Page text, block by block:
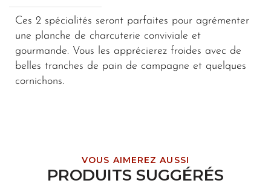
Ces 2 spécialités seront parfaites pour agrémenter
une planche de charcuterie conviviale et
gourmande. Vous les apprécierez froides avec de
belles tranches de pain de campagne et quelques
cornichons.
VOUS AIMEREZ AUSSI
PRODUITS SUGGÉRÉS